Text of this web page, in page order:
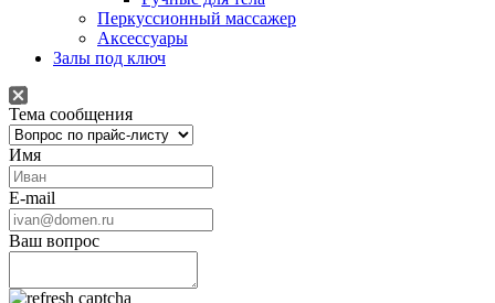
Перкуссионный массажер
Аксессуары
Залы под ключ
Тема сообщения
Имя
E-mail
Ваш вопрос